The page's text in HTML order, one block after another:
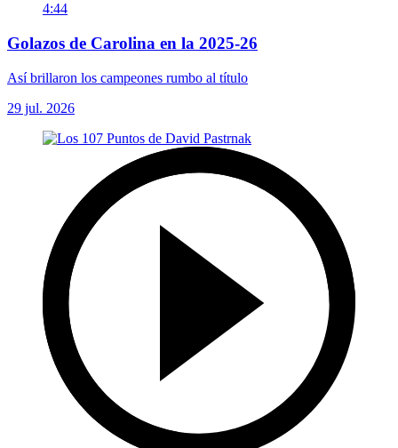
4:44
Golazos de Carolina en la 2025-26
Así brillaron los campeones rumbo al título
29 jul. 2026